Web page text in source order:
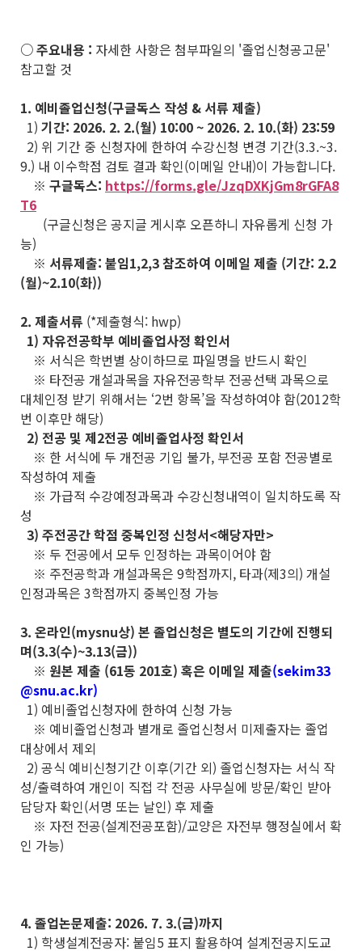
○ 주요내용 : 자세한 사항은 첨부파일의 '졸업신청공고문'
참고할 것
1. 예비졸업신청(구글독스 작성 & 서류 제출)
1) 기간: 2026. 2. 2.(월) 10:00 ~ 2026. 2. 10.(화) 23:59
2) 위 기간 중 신청자에 한하여 수강신청 변경 기간(3.3.~3.
9.) 내 이수학점 검토 결과 확인(이메일 안내)이 가능합니다.
※ 구글독스: https://forms.gle/JzqDXKjGm8rGFA8
T6
(구글신청은 공지글 게시후 오픈하니 자유롭게 신청 가
능)
※ 서류제출: 붙임1,2,3 참조하여 이메일 제출 (기간: 2.2
(월)~2.10(화))
2. 제출서류 (*제출형식: hwp)
1) 자유전공학부 예비졸업사정 확인서
※ 서식은 학번별 상이하므로 파일명을 반드시 확인
※ 타전공 개설과목을 자유전공학부 전공선택 과목으로
대체인정 받기 위해서는 ‘2번 항목’을 작성하여야 함(2012학
번 이후만 해당)
2) 전공 및 제2전공 예비졸업사정 확인서
※ 한 서식에 두 개전공 기입 불가, 부전공 포함 전공별로
작성하여 제출
※ 가급적 수강예정과목과 수강신청내역이 일치하도록 작
성
3) 주전공간 학점 중복인정 신청서<해당자만>
※ 두 전공에서 모두 인정하는 과목이어야 함
※ 주전공학과 개설과목은 9학점까지, 타과(제3의) 개설
인정과목은 3학점까지 중복인정 가능
3. 온라인(mysnu상) 본 졸업신청은 별도의 기간에 진행되
며(3.3(수)~3.13(금))
※ 원본 제출 (61동 201호) 혹은 이메일 제출(sekim33
@snu.ac.kr)
1) 예비졸업신청자에 한하여 신청 가능
※ 예비졸업신청과 별개로 졸업신청서 미제출자는 졸업
대상에서 제외
2) 공식 예비신청기간 이후(기간 외) 졸업신청자는 서식 작
성/출력하여 개인이 직접 각 전공 사무실에 방문/확인 받아
담당자 확인(서명 또는 날인) 후 제출
※ 자전 전공(설계전공포함)/교양은 자전부 행정실에서 확
인 가능)
4. 졸업논문제출: 2026. 7. 3.(금)까지
1) 학생설계전공자: 붙임5 표지 활용하여 설계전공지도교